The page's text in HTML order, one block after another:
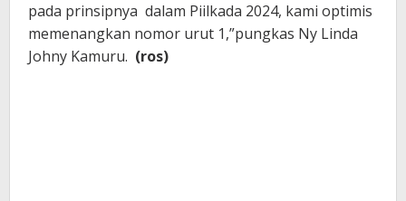
pada prinsipnya dalam Piilkada 2024, kami optimis
memenangkan nomor urut 1,”pungkas Ny Linda
Johny Kamuru. (ros)